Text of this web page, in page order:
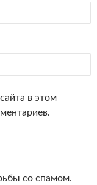
в этом
со спамом.